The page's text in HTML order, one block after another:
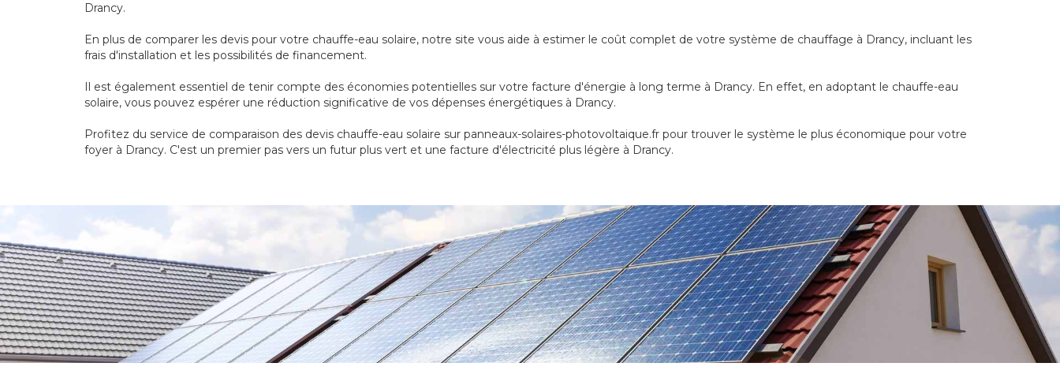
Drancy.
En plus de comparer les devis pour votre chauffe-eau solaire, notre site vous aide à estimer le coût complet de votre système de chauffage à Drancy, incluant les
frais d'installation et les possibilités de financement.
Il est également essentiel de tenir compte des économies potentielles sur votre facture d'énergie à long terme à Drancy. En effet, en adoptant le chauffe-eau
solaire, vous pouvez espérer une réduction significative de vos dépenses énergétiques à Drancy.
Profitez du service de comparaison des devis chauffe-eau solaire sur panneaux-solaires-photovoltaique.fr pour trouver le système le plus économique pour votre
foyer à Drancy. C'est un premier pas vers un futur plus vert et une facture d'électricité plus légère à Drancy.